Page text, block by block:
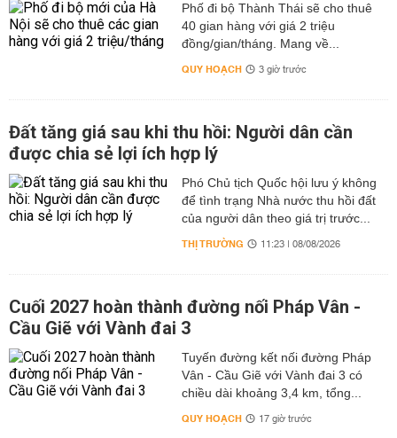
Phố đi bộ Thành Thái sẽ cho thuê
40 gian hàng với giá 2 triệu
đồng/gian/tháng. Mang về...
QUY HOẠCH 3 giờ trước
Đất tăng giá sau khi thu hồi: Người dân cần
được chia sẻ lợi ích hợp lý
Phó Chủ tịch Quốc hội lưu ý không
để tình trạng Nhà nước thu hồi đất
của người dân theo giá trị trước...
THỊ TRƯỜNG 11:23 | 08/08/2026
Cuối 2027 hoàn thành đường nối Pháp Vân -
Cầu Giẽ với Vành đai 3
Tuyến đường kết nối đường Pháp
Vân - Cầu Giẽ với Vành đai 3 có
chiều dài khoảng 3,4 km, tổng...
QUY HOẠCH 17 giờ trước